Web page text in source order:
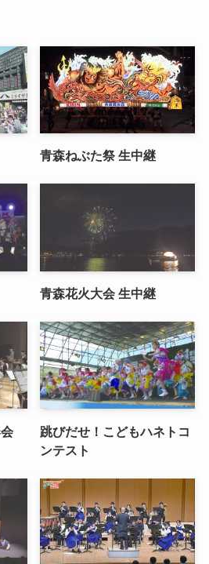
青森ねぶた祭 生中継
青森花火大会 生中継
跳びだせ！こどもハネトコ
ンテスト